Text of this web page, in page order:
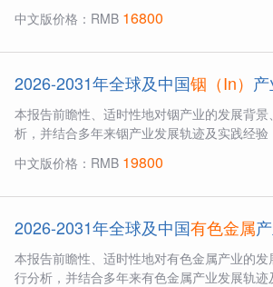
中文版价格：RMB 16800
2026-2031年全球及中国铟（In）
本报告前瞻性、适时性地对铟产业的发展背
析，并结合多年来铟产业发展轨迹及实践经
中文版价格：RMB 19800
2026-2031年全球及中国有色金属
本报告前瞻性、适时性地对有色金属产业的
行分析，并结合多年来有色金属产业发展轨